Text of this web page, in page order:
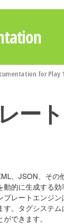
for Play
ー
、JSON、その
動的に生成する
プレートエンジン
す。タグシステ
できます。